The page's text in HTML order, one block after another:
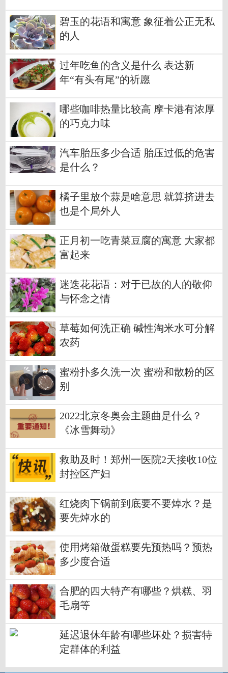
碧玉的花语和寓意 象征着公正无私
的人
过年吃鱼的含义是什么 表达新
年“有头有尾”的祈愿
哪些咖啡热量比较高 摩卡港有浓厚
的巧克力味
汽车胎压多少合适 胎压过低的危害
是什么？
橘子里放个蒜是啥意思 就算挤进去
也是个局外人
正月初一吃青菜豆腐的寓意 大家都
富起来
迷迭花花语：对于已故的人的敬仰
与怀念之情
草莓如何洗正确 碱性淘米水可分解
农药
蜜粉扑多久洗一次 蜜粉和散粉的区
别
2022北京冬奥会主题曲是什么？
《冰雪舞动》
救助及时！郑州一医院2天接收10位
封控区产妇
红烧肉下锅前到底要不要焯水？是
要先焯水的
使用烤箱做蛋糕要先预热吗？预热
多少度合适
合肥的四大特产有哪些？烘糕、羽
毛扇等
延迟退休年龄有哪些坏处？损害特
定群体的利益